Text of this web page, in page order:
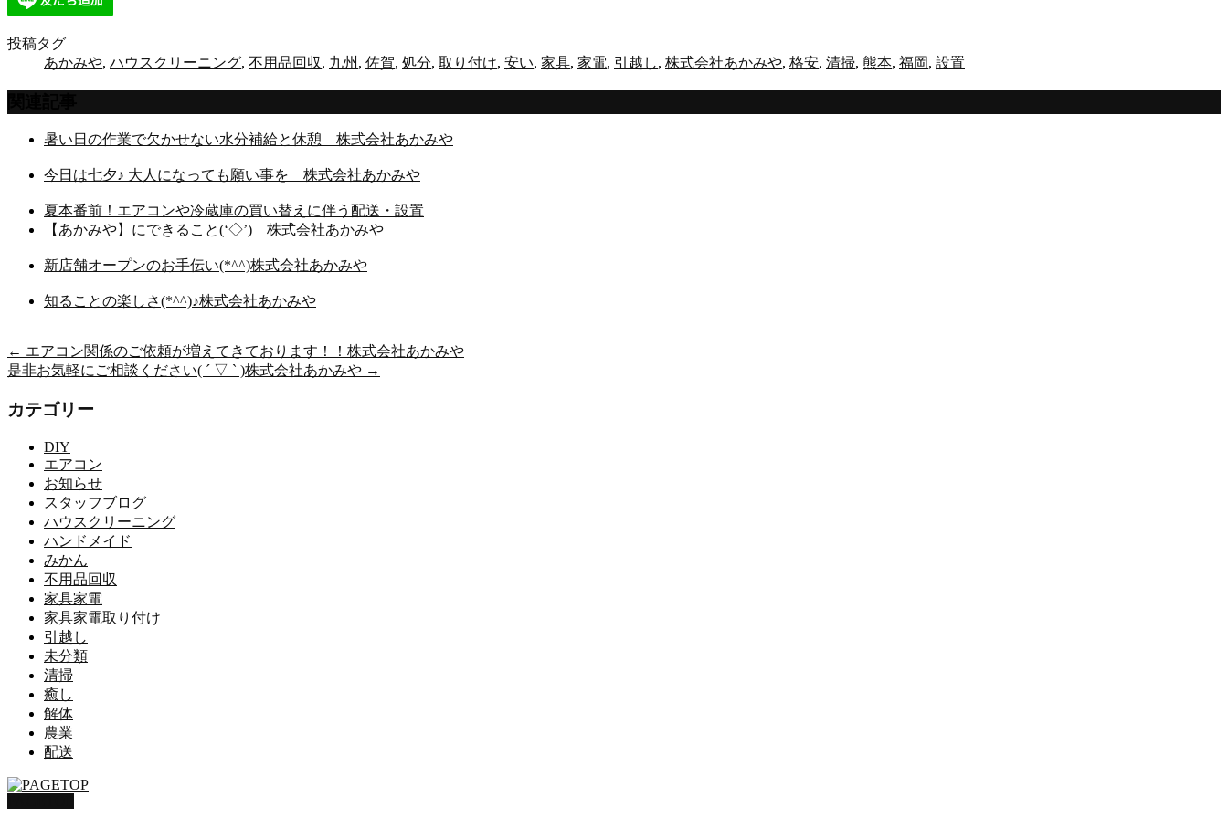
投稿タグ
あかみや, ハウスクリーニング, 不用品回収, 九州 , 佐賀, 処分, 取り付け, 安い, 家具, 家電, 引越し, 株式会社あかみや, 格安, 清掃, 熊本, 福岡, 設置
暑い日の作業で欠かせない水分補給と休憩 株式会社あかみや
今日は七夕♪ 大人になっても願い事を 株式会社あかみや
夏本番前！エアコンや冷蔵庫の買い替えに伴う配送・設置
【あかみや】にできること(‘◇’)ゞ株式会社あかみや
新店舗オープンのお手伝い(*^^)株式会社あかみや
知ることの楽しさ(*^^)♪株式会社あかみや
← エアコン関係のご依頼が増えてきております！！株式会社あかみや
是非お気軽にご相談ください( ´ ▽ ` )株式会社あかみや →
カテゴリー
DIY
エアコン
お知らせ
スタッフブログ
ハウスクリーニング
ハンドメイド
みかん
不用品回収
家具家電
家具家電取り付け
引越し
未分類
清掃
癒し
解体
農業
配送